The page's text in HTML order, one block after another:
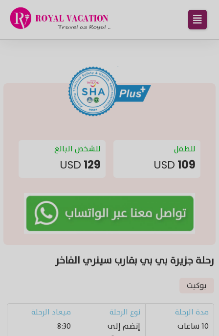
رحلة جزيرة بي بي بقارب سينري الفاخر
بوكيت
مدة الرحلة
10 ساعات
نوع الرحلة
إنضم إلى
ميعاد الرحلة
8:30
للطفل
109
USD
للشخص البالغ
129
USD